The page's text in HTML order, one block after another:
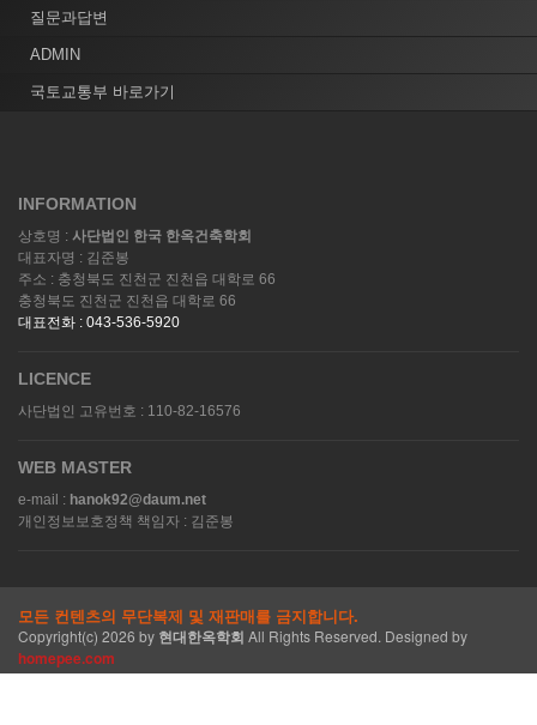
질문과답변
ADMIN
국토교통부 바로가기
INFORMATION
상호명 : 사단법인 한국 한옥건축학회
대표자명 : 김준봉
주소 : 충청북도 진천군 진천읍 대학로 66
충청북도 진천군 진천읍 대학로 66
대표전화 : 043-536-5920
LICENCE
사단법인 고유번호 : 110-82-16576
WEB MASTER
e-mail : hanok92@daum.net
개인정보보호정책 책임자 : 김준봉
모든 컨텐츠의 무단복제 및 재판매를 금지합니다.
Copyright(c) 2026 by 현대한옥학회 All Rights Reserved. Designed by
homepee.com